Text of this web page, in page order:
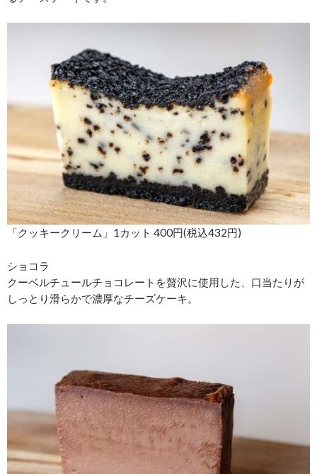
「クッキークリーム」1カット 400円(税込432円)
ショコラ
クーベルチュールチョコレートを贅沢に使用した、口当たりが
しっとり滑らかで濃厚なチーズケーキ。